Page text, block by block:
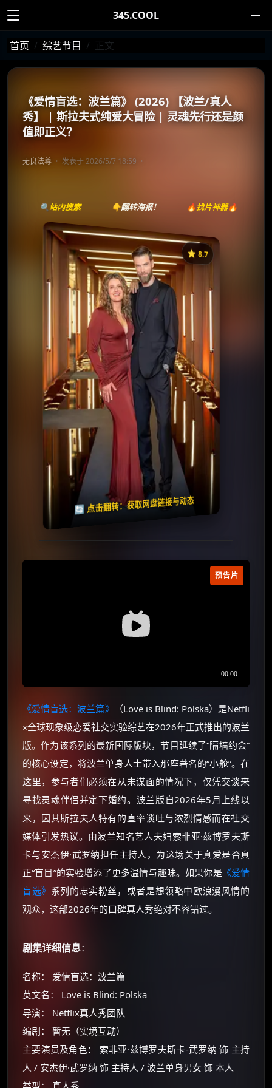
345.COOL
首页 综艺节目 正文
《爱情盲选：波兰篇》 (2026) 【波兰/真人
秀】 | 斯拉夫式纯爱大冒险 | 灵魂先行还是颜
值即正义？
无良法尊 发表于 2026/5/7 18:59
🔍站内搜索 👇翻转海报！ 🔥找片神器🔥
⭐️ 8.7
🔄 点击翻转：获取网盘链接与动态
《爱情盲选：波兰篇》
⭐
收藏
⭐️ 评分：8.7 | 🎬 2026年
📺 连载中
夸克网盘
百度网盘
失效请反馈
🧧️
天天领红包
预告片
《爱情盲选：波兰篇》
（Love is Blind: Polska）是Netfli
x全球现象级恋爱社交实验综艺在2026年正式推出的波兰
版。作为该系列的最新国际版块，节目延续了“隔墙约会”
的核心设定，将波兰单身人士带入那座著名的“小舱”。在
这里，参与者们必须在从未谋面的情况下，仅凭交谈来
寻找灵魂伴侣并定下婚约。波兰版自2026年5月上线以
来，因其斯拉夫人特有的直率谈吐与浓烈情感而在社交
媒体引发热议。由波兰知名艺人夫妇索非亚·兹博罗夫斯
卡与安杰伊·武罗纳担任主持人，为这场关于真爱是否真
正“盲目”的实验增添了更多温情与趣味。如果你是《爱情
盲选》 系列的忠实粉丝，或者是想领略中欧浪漫风情的
观众，这部2026年的口碑真人秀绝对不容错过。
剧集详细信息：
名称： 爱情盲选：波兰篇
英文名： Love is Blind: Polska
导演： Netflix真人秀团队
编剧： 暂无（实境互动）
主要演员及角色： 索非亚·兹博罗夫斯卡-武罗纳 饰 主持
人 / 安杰伊·武罗纳 饰 主持人 / 波兰单身男女 饰 本人